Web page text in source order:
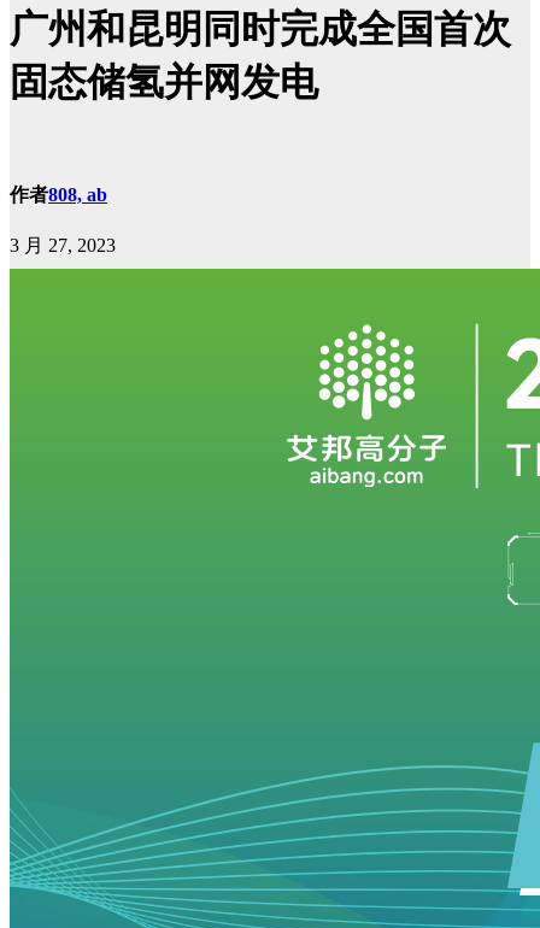
广州和昆明同时完成全国首次
固态储氢并网发电
作者808, ab
3 月 27, 2023